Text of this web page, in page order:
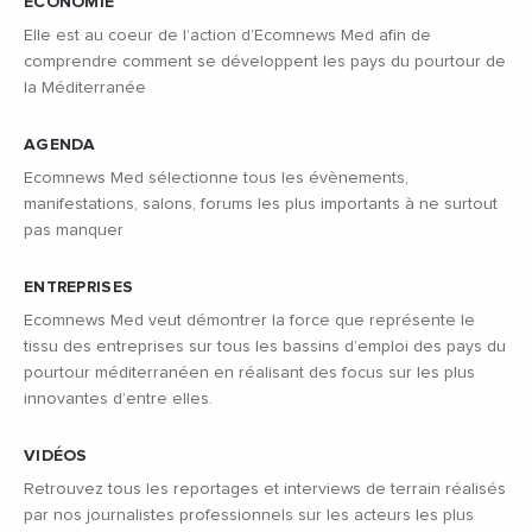
Elle est au coeur de l’action d’Ecomnews Med afin de
comprendre comment se développent les pays du pourtour de
la Méditerranée
AGENDA
Ecomnews Med sélectionne tous les évènements,
manifestations, salons, forums les plus importants à ne surtout
pas manquer
ENTREPRISES
Ecomnews Med veut démontrer la force que représente le
tissu des entreprises sur tous les bassins d’emploi des pays du
pourtour méditerranéen en réalisant des focus sur les plus
innovantes d’entre elles.
VIDÉOS
Retrouvez tous les reportages et interviews de terrain réalisés
par nos journalistes professionnels sur les acteurs les plus